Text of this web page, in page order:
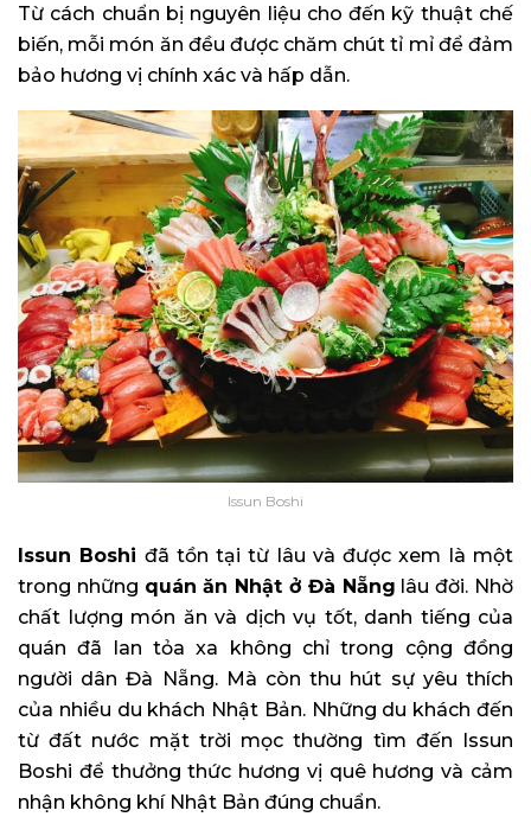
Từ cách chuẩn bị nguyên liệu cho đến kỹ thuật chế
biến, mỗi món ăn đều được chăm chút tỉ mỉ để đảm
bảo hương vị chính xác và hấp dẫn.
Issun Boshi
Issun Boshi đã tồn tại từ lâu và được xem là một
trong những quán ăn Nhật ở Đà Nẵng lâu đời. Nhờ
chất lượng món ăn và dịch vụ tốt, danh tiếng của
quán đã lan tỏa xa không chỉ trong cộng đồng
người dân Đà Nẵng. Mà còn thu hút sự yêu thích
của nhiều du khách Nhật Bản. Những du khách đến
từ đất nước mặt trời mọc thường tìm đến Issun
Boshi để thưởng thức hương vị quê hương và cảm
nhận không khí Nhật Bản đúng chuẩn.